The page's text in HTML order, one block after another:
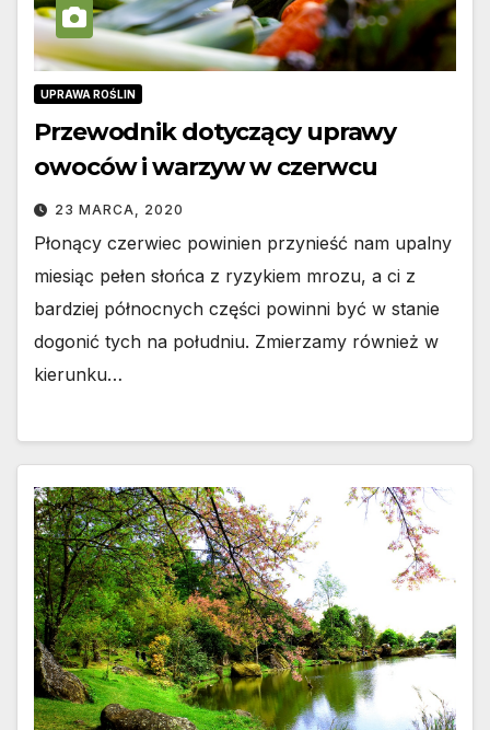
UPRAWA ROŚLIN
Przewodnik dotyczący uprawy
owoców i warzyw w czerwcu
23 MARCA, 2020
Płonący czerwiec powinien przynieść nam upalny
miesiąc pełen słońca z ryzykiem mrozu, a ci z
bardziej północnych części powinni być w stanie
dogonić tych na południu. Zmierzamy również w
kierunku…